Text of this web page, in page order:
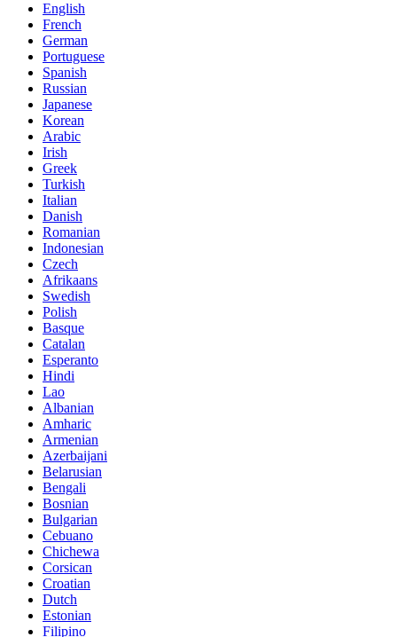
English
French
German
Portuguese
Spanish
Russian
Japanese
Korean
Arabic
Irish
Greek
Turkish
Italian
Danish
Romanian
Indonesian
Czech
Afrikaans
Swedish
Polish
Basque
Catalan
Esperanto
Hindi
Lao
Albanian
Amharic
Armenian
Azerbaijani
Belarusian
Bengali
Bosnian
Bulgarian
Cebuano
Chichewa
Corsican
Croatian
Dutch
Estonian
Filipino